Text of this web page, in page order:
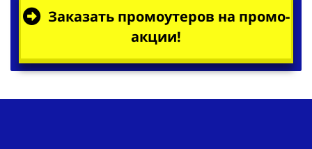
Заказать промоутеров на промо-
акции!